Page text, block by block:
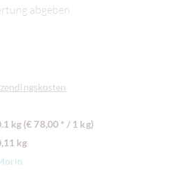
abgeben
kg (€ 78,00 * / 1 kg)
kg